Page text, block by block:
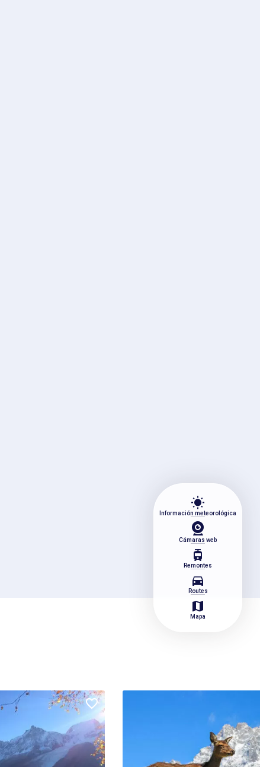
wb_sunny
Información meteorológica
Cámaras web
tram
Remontes
directions_car
Routes
map
Mapa